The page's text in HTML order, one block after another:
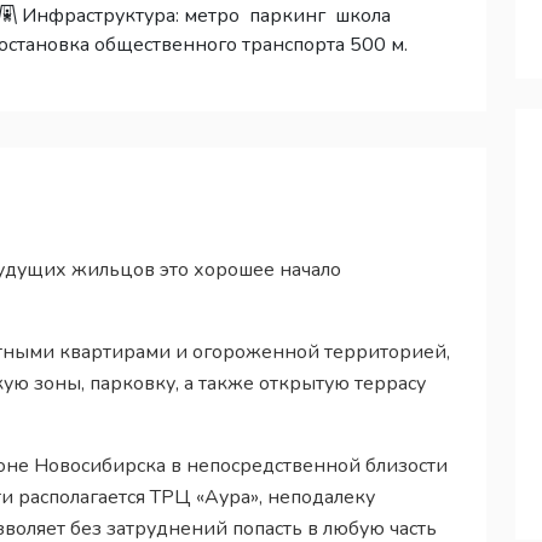
Инфраструктура: метро паркинг школа
общественного транспорта 500 м.
жильцов это хорошее начало
квартирами и огороженной территорией,
зоны, парковку, а также открытую террасу
Новосибирска в непосредственной близости
располагается ТРЦ «Аура», неподалеку
без затруднений попасть в любую часть